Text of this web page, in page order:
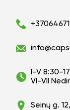
I-V 8:30-
VI-VII
Seinų g.